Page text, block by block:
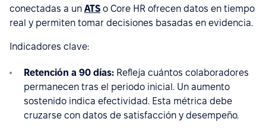
conectadas a un ATS o Core HR ofrecen datos en tiempo
real y permiten tomar decisiones basadas en evidencia.
Indicadores clave:
Retención a 90 días: Refleja cuántos colaboradores
permanecen tras el periodo inicial. Un aumento
sostenido indica efectividad. Esta métrica debe
cruzarse con datos de satisfacción y desempeño.